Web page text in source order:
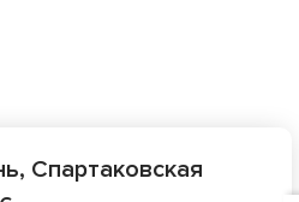
Спартаковская